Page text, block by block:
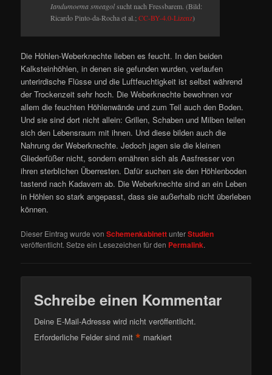
Iandumoema smeagolsucht nach Fressbarem. (Bild:
Ricardo Pinto-da-Rocha et al.;CC-BY-4.0-Lizenz)
Die Höhlen-Weberknechte lieben es feucht. In den beiden
Kalksteinhöhlen, in denen sie gefunden wurden, verlaufen
unterirdische Flüsse und die Luftfeuchtigkeit ist selbst während
der Trockenzeit sehr hoch. Die Weberknechte bewohnen vor
allem die feuchten Höhlenwände und zum Teil auch den Boden.
Und sie sind dort nicht allein: Grillen, Schaben und Milben teilen
sich den Lebensraum mit ihnen. Und diese bilden auch die
Nahrung der Weberknechte. Jedoch jagen sie die kleinen
Gliederfüßer nicht, sondern ernähren sich als Aasfresser von
ihren sterblichen Überresten. Dafür suchen sie den Höhlenboden
tastend nach Kadavern ab. Die Weberknechte sind an ein Leben
in Höhlen so stark angepasst, dass sie außerhalb nicht überleben
können.
Dieser Eintrag wurde vonSchemenkabinettunterStudien
veröffentlicht. Setze ein Lesezeichen für den Permalink.
Schreibe einen Kommentar
Deine E-Mail-Adresse wird nicht veröffentlicht.
Erforderliche Felder sind mit* markiert